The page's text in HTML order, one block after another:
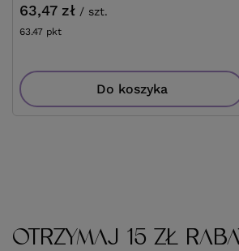
63,47 zł / szt.
63.47 pktpunktów
Do koszyka
OTRZYMAJ 15 ZŁ